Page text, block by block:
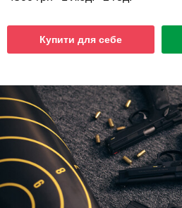
Купити для себе